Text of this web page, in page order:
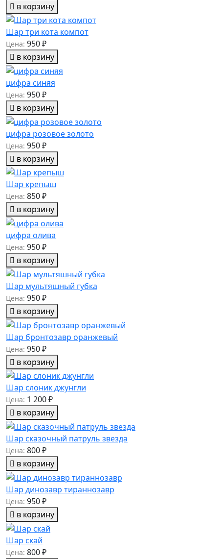
в корзину
Шар три кота компот
Цена: 950 ₽
в корзину
цифра синяя
Цена: 950 ₽
в корзину
цифра розовое золото
Цена: 950 ₽
в корзину
Шар крепыш
Цена: 850 ₽
в корзину
цифра олива
Цена: 950 ₽
в корзину
Шар мультяшный губка
Цена: 950 ₽
в корзину
Шар бронтозавр оранжевый
Цена: 950 ₽
в корзину
Шар слоник джунгли
Цена: 1 200 ₽
в корзину
Шар сказочный патруль звезда
Цена: 800 ₽
в корзину
Шар динозавр тираннозавр
Цена: 950 ₽
в корзину
Шар скай
Цена: 800 ₽